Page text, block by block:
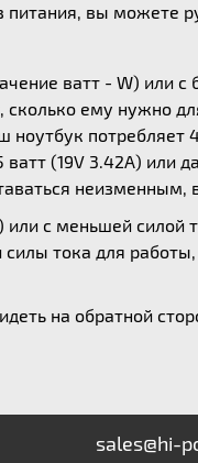
питания, вы можете
ватт - W) или с
ему нужно
потребляет
(19V 3.42A) или
неизменным,
с меньшей силой
тока для
на обратной
sales@hi-